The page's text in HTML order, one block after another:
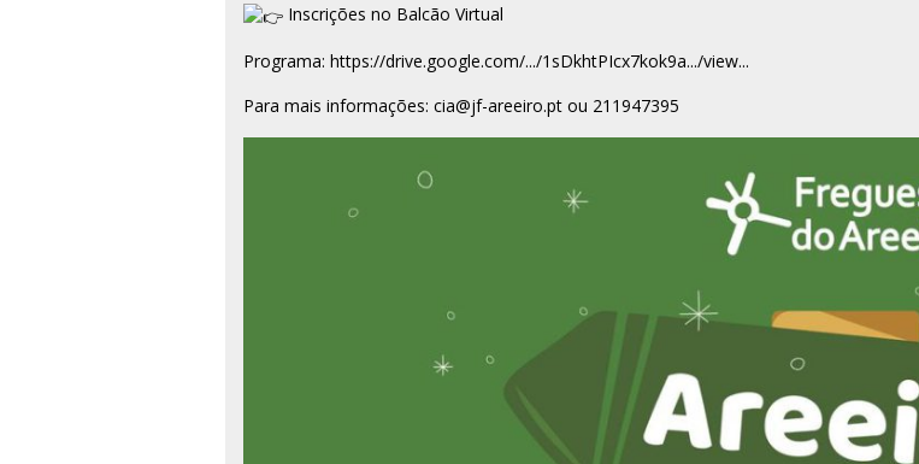
Inscrições no Balcão Virtual
Programa: https://drive.google.com/.../1sDkhtPIcx7kok9a.../view...
Para mais informações: cia@jf-areeiro.pt ou 211947395